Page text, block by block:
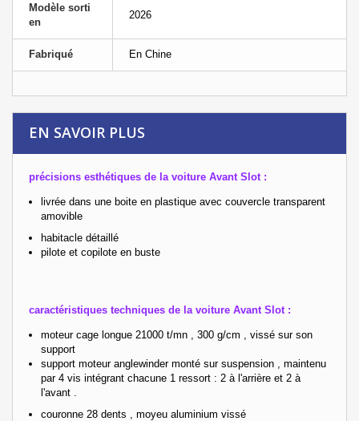
Modèle sorti
en
2026
Fabriqué En Chine
EN SAVOIR PLUS
précisions esthétiques de la voiture Avant Slot :
livrée dans une boite en plastique avec couvercle transparent
amovible
habitacle détaillé
pilote et copilote en buste
caractéristiques techniques de la voiture Avant Slot :
moteur cage longue 21000 t/mn , 300 g/cm , vissé sur son
support
support moteur anglewinder monté sur suspension , maintenu
par 4 vis intégrant chacune 1 ressort : 2 à l'arrière et 2 à
l'avant .
couronne 28 dents , moyeu aluminium vissé